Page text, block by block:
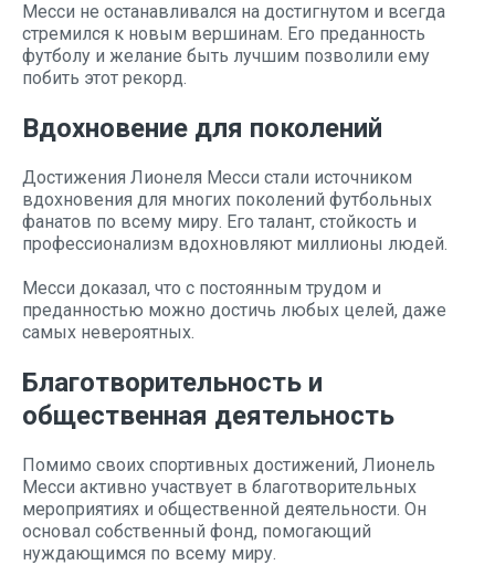
Месси не останавливался на достигнутом и всегда
стремился к новым вершинам. Его преданность
футболу и желание быть лучшим позволили ему
побить этот рекорд.
Вдохновение для поколений
Достижения Лионеля Месси стали источником
вдохновения для многих поколений футбольных
фанатов по всему миру. Его талант, стойкость и
профессионализм вдохновляют миллионы людей.
Месси доказал, что с постоянным трудом и
преданностью можно достичь любых целей, даже
самых невероятных.
Благотворительность и
общественная деятельность
Помимо своих спортивных достижений, Лионель
Месси активно участвует в благотворительных
мероприятиях и общественной деятельности. Он
основал собственный фонд, помогающий
нуждающимся по всему миру.